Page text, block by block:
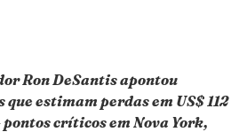
Ron DeSantis apontou
estimam perdas em US$ 112
críticos em Nova York,